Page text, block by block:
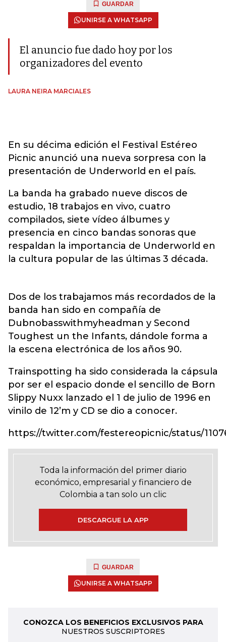
GUARDAR
UNIRSE A WHATSAPP
El anuncio fue dado hoy por los
organizadores del evento
LAURA NEIRA MARCIALES
En su décima edición el Festival Estéreo
Picnic anunció una nueva sorpresa con la
presentación de Underworld en el país.
La banda ha grabado nueve discos de
estudio, 18 trabajos en vivo, cuatro
compilados, siete vídeo álbumes y
presencia en cinco bandas sonoras que
respaldan la importancia de Underworld en
la cultura popular de las últimas 3 década.
Dos de los trabajamos más recordados de la
banda han sido en compañía de
Dubnobasswithmyheadman y Second
Toughest un the Infants, dándole forma a
la escena electrónica de los años 90.
Trainspotting ha sido considerada la cápsula
por ser el espacio donde el sencillo de Born
Slippy Nuxx lanzado el 1 de julio de 1996 en
vinilo de 12’m y CD se dio a conocer.
https://twitter.com/festereopicnic/status/
Toda la información del primer diario
económico, empresarial y financiero de
Colombia a tan solo un clic
DESCARGUE LA APP
GUARDAR
UNIRSE A WHATSAPP
CONOZCA LOS BENEFICIOS EXCLUSIVOS PARA
NUESTROS SUSCRIPTORES